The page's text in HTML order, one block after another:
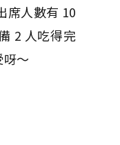
席人數有 10
2 人吃得完
呀～